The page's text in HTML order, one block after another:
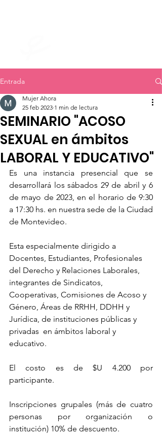
Entrada
SEMINARIO "ACOSO
SEXUAL en ámbitos
LABORAL Y EDUCATIVO"
Mujer Ahora
25 feb 2023 1 min de lectura
Es una instancia presencial que se
desarrollará los sábados 29 de abril y 6
de mayo de 2023, en el horario de 9:30
a 17:30 hs. en nuestra sede de la Ciudad
de Montevideo.
Esta especialmente dirigido a
Docentes, Estudiantes, Profesionales
del Derecho y Relaciones Laborales,
integrantes de Sindicatos,
Cooperativas, Comisiones de Acoso y
Género, Áreas de RRHH, DDHH y
Jurídica, de instituciones públicas y
privadas  en ámbitos laboral y
educativo.
El costo es de $U 4.200 por
participante.
Inscripciones grupales (más de cuatro
personas por organización o
institución) 10% de descuento.